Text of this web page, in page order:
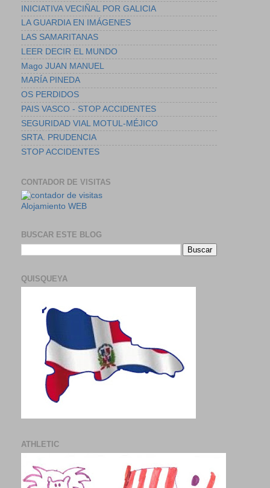
INICIATIVA VECIÑAL POR GALICIA
LA GUARDIA EN IMÁGENES
LAS SAMARITANAS
LEER DECIR EL MUNDO
Mago JUAN MANUEL
MARÍA PINEDA
OS PERDIDOS
PAIS VASCO - STOP ACCIDENTES
SEGURIDAD VIAL MOTUL-MÉJICO
SRTA. PRUDENCIA
STOP ACCIDENTES
CONTADOR DE VISITAS
Alojamiento WEB
BUSCAR ESTE BLOG
QUISQUEYA
ATHLETIC